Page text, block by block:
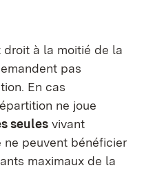
droit à la moitié de la
pas
En cas
ne joue
seules vivant
ne peuvent bénéficier
maximaux de la